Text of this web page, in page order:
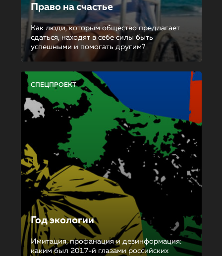
Право на счастье
Как люди, которым общество предлагает
сдаться, находят в себе силы быть
успешными и помогать другим?
СПЕЦПРОЕКТ
Год экологии
Имитация, профанация и дезинформация:
каким был 2017-й глазами российских